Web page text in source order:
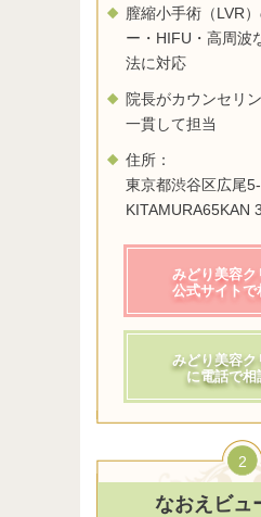
膣縮小手術（LVR
ー・HIFU・高周波
法に対応
院長がカウンセリ
一貫して担当
住所：
東京都渋谷区広尾
KITAMURA65KAN
みどり美容ク
公式サイトで
みどり美容ク
に電話で相
2
なおえビュ